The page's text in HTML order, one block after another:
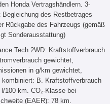
Honda Vertragshändlern. 3-
des Restbetrages
Rückgabe des Fahrzeugs (gemäß
Sonderausstattung)
Tech 2WD: Kraftstoffverbrauch
gewichtet,
in g/km gewichtet,
B. Kraftstoffverbrauch
100 km. CO₂-Klasse bei
(EAER): 78 km.